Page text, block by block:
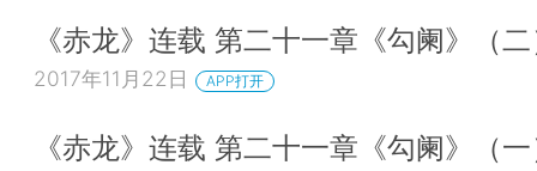
《赤龙》连载 第二十一章《勾阑》（
2017年11月22日 APP打开
《赤龙》连载 第二十一章《勾阑》（